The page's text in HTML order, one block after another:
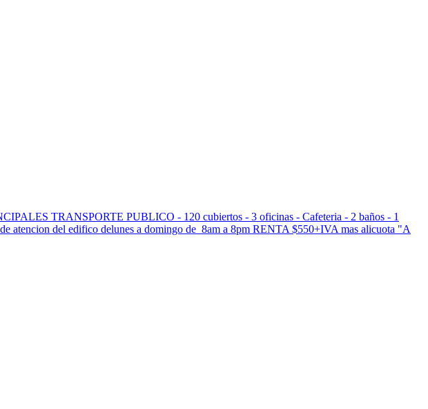
TRANSPORTE PUBLICO - 120 cubiertos - 3 oficinas - Cafeteria - 2 baños - 1
atencion del edifico delunes a domingo de 8am a 8pm RENTA $550+IVA mas alicuota "A